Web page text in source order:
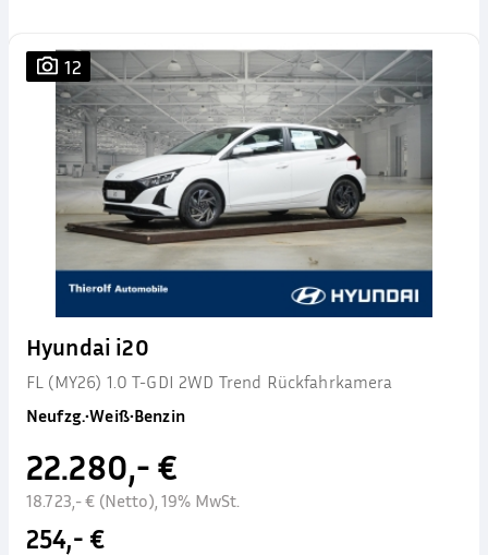
12
Hyundai i20
FL (MY26) 1.0 T-GDI 2WD Trend Rückfahrkamera
Neufzg.•Weiß•Benzin
22.280,- €
18.723,- € (Netto), 19% MwSt.
254,- €